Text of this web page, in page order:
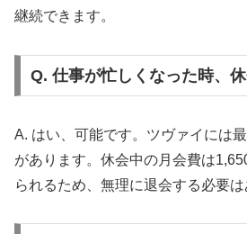
継続できます。
Q. 仕事が忙しくなった時、
A. はい、可能です。ツヴァイには
があります。休会中の月会費は
られるため、無理に退会する必要は